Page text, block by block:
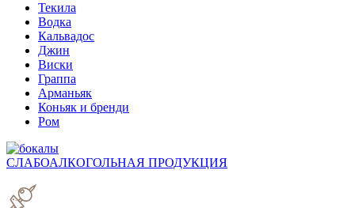
Текила
Водка
Кальвадос
Джин
Виски
Граппа
Арманьяк
Коньяк и бренди
Ром
СЛАБОАЛКОГОЛЬНАЯ ПРОДУКЦИЯ